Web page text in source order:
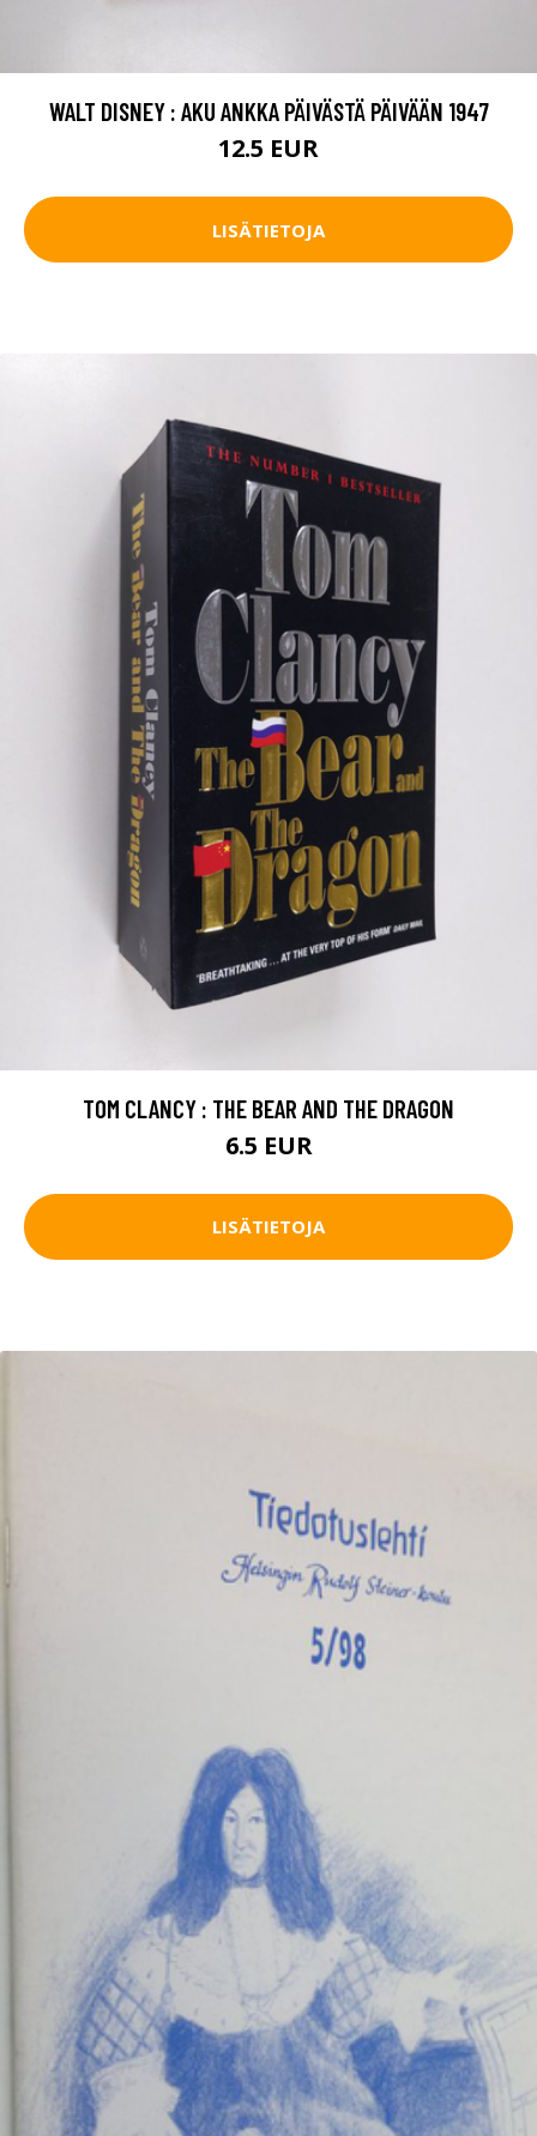
WALT DISNEY : AKU ANKKA PÄIVÄSTÄ PÄIVÄÄN 1947
12.5 EUR
LISÄTIETOJA
TOM CLANCY : THE BEAR AND THE DRAGON
6.5 EUR
LISÄTIETOJA